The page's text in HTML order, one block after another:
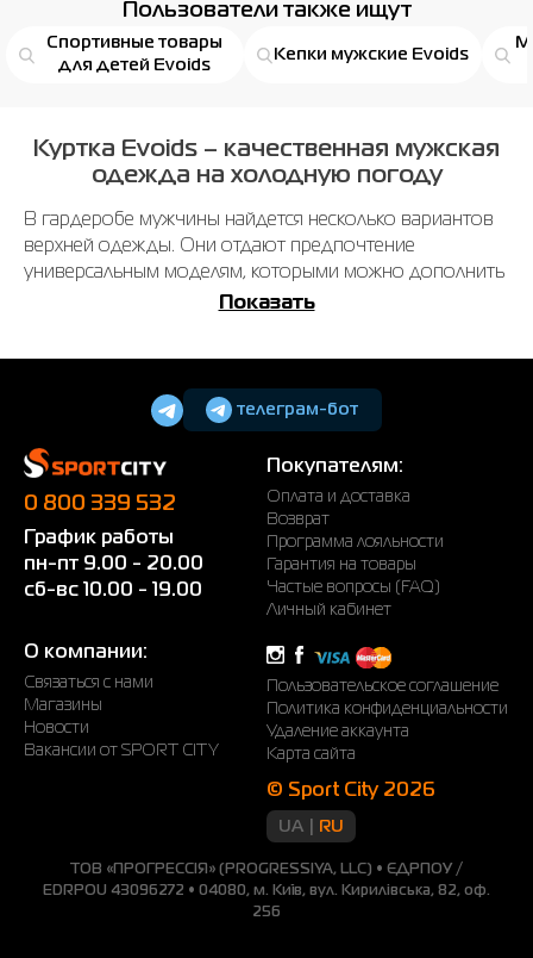
Пользователи также ищут
Спортивные товары
для детей Evoids
Кепки мужские Evoids
Куртка Evoids – качественная мужская
одежда на холодную погоду
В гардеробе мужчины найдется несколько вариантов
верхней одежды. Они отдают предпочтение
универсальным моделям, которыми можно дополнить
повседневные образы. Для таких целей прекрасно
комфортно. Вам только нужно подобрать
соответствующую модель. Бренд предлагает
огромное количество разных вариантов.
Каким вещам отдать предпочтение?
Известный производитель знает, насколько важно
чувствовать комфорт во время движений. Постоянное
расширение ассортимента дает возможность удачно
дополнить гардероб. Среди всех предложений можно
обратить внимание на такие моменты:
Классические.
Это самая популярная мужская
куртка Evoids. Вы можете
подобрать модель для осени или
для зимы. Они отличаются между
собой степенью утепления.
Это облегченная модель, которая
Также их можно надевать на
тренировку. В любом случае вам будет
Показать
телеграм-бот
0 800 339 532
График работы
пн-пт 9.00 - 20.00
сб-вс 10.00 - 19.00
Покупателям:
Оплата и доставка
Возврат
Программа лояльности
Гарантия на товары
Частые вопросы (FAQ)
Личный кабинет
О компании:
Связаться с нами
Магазины
Новости
Вакансии от SPORT CITY
Пользовательское соглашение
Политика конфиденциальности
Удаление аккаунта
Карта сайта
© Sport City 2026
UA RU
ТОВ «ПРОГРЕССІЯ» (PROGRESSIYA, LLC) • ЄДРПОУ /
EDRPOU 43096272 • 04080, м. Київ, вул. Кирилівська, 82, оф.
256